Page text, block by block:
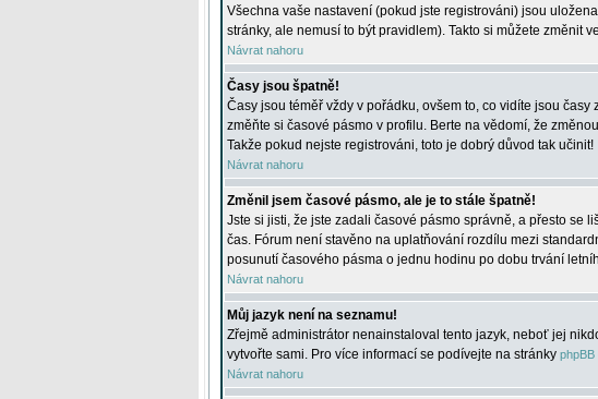
Všechna vaše nastavení (pokud jste registrováni) jsou
stránky, ale nemusí to být pravidlem). Takto si můžete změnit
Návrat nahoru
Časy jsou špatně!
Časy jsou téměř vždy v pořádku, ovšem to, co vidíte jsou
změňte si časové pásmo v profilu. Berte na vědomí, že
Takže pokud nejste registrováni, toto je dobrý důvod tak učinit!
Návrat nahoru
Změnil jsem časové pásmo, ale je to stále špatně!
Jste si jisti, že jste zadali časové pásmo správně, a přesto se
čas. Fórum není stavěno na uplatňování rozdílu mezi
posunutí časového pásma o jednu hodinu po dobu trvání
Návrat nahoru
Můj jazyk není na seznamu!
Zřejmě administrátor nenainstaloval tento jazyk, neboť jej
vytvořte sami. Pro více informací se podívejte na stránky phpBB
Návrat nahoru